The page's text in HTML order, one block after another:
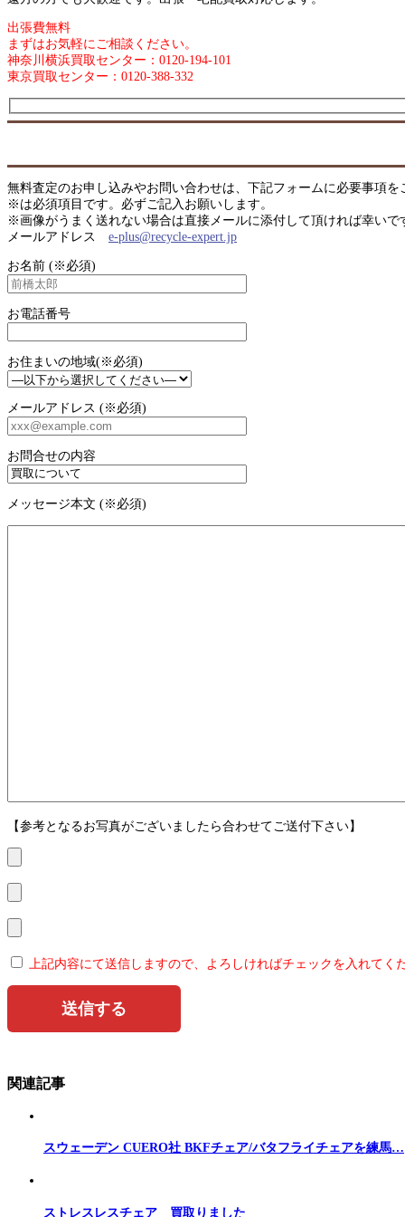
出張費無料
まずはお気軽にご相談ください。
神奈川横浜買取センター：0120-194-101
東京買取センター：0120-388-332
無料査定のお申し込みやお問い合わせは、下記フォームに必要事項
※は必須項目です。必ずご記入お願いします。
※画像がうまく送れない場合は直接メールに添付して頂ければ幸いで
メールアドレス e-plus@recycle-expert.jp
お名前 (※必須)
お電話番号
お住まいの地域(※必須)
メールアドレス (※必須)
お問合せの内容
メッセージ本文 (※必須)
【参考となるお写真がございましたら合わせてご送付下さい】
上記内容にて送信しますので、よろしければチェックを入れてく
関連記事
スウェーデン CUERO社 BKFチェア/バタフライチェアを練馬…
ストレスレスチェア 買取りました